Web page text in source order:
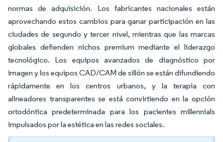
normas de adquisición. Los fabricantes nacionales están
aprovechando estos cambios para ganar participación en las
ciudades de segundo y tercer nivel, mientras que las marcas
globales defienden nichos premium mediante el liderazgo
tecnológico. Los equipos avanzados de diagnóstico por
imagen y los equipos CAD/CAM de sillón se están difundiendo
rápidamente en los centros urbanos, y la terapia con
alineadores transparentes se está convirtiendo en la opción
ortodóntica predeterminada para los pacientes millennials
impulsados por la estética en las redes sociales.